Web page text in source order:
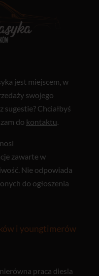
jest miejscem, w
swojego
sugestie? Chciałbyś
do kontaktu.
zawarte w
Nie odpowiada
do ogłoszenia
i youngtimerów
praca diesla